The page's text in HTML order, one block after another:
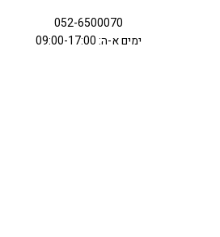
052-6500070
ימים א-ה: 09:00-17:00